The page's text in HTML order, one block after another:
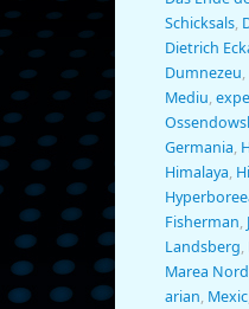
Schicksals,
Dietrich
Dumnezeu,
Mediu,
Germania,
Himalaya,
Fisherman,
Landsberg,
Marea
arian, Mexic